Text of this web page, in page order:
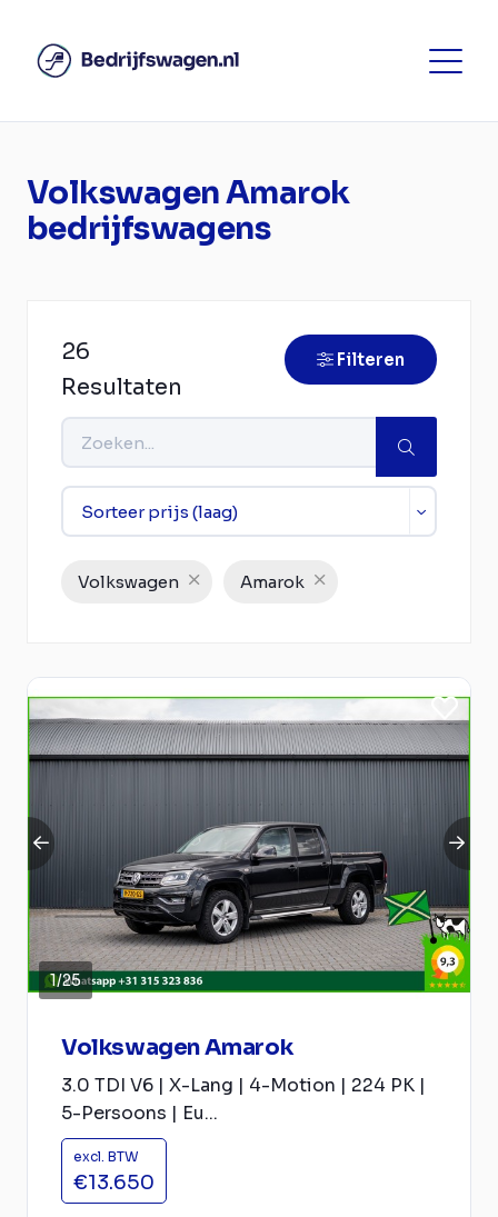
Volkswagen Amarok
bedrijfswagens
26
Resultaten
Filteren
Volkswagen Amarok
1/25
Volkswagen Amarok
3.0 TDI V6 | X-Lang | 4-Motion | 224 PK |
5-Persoons | Eu...
excl. BTW
€13.650